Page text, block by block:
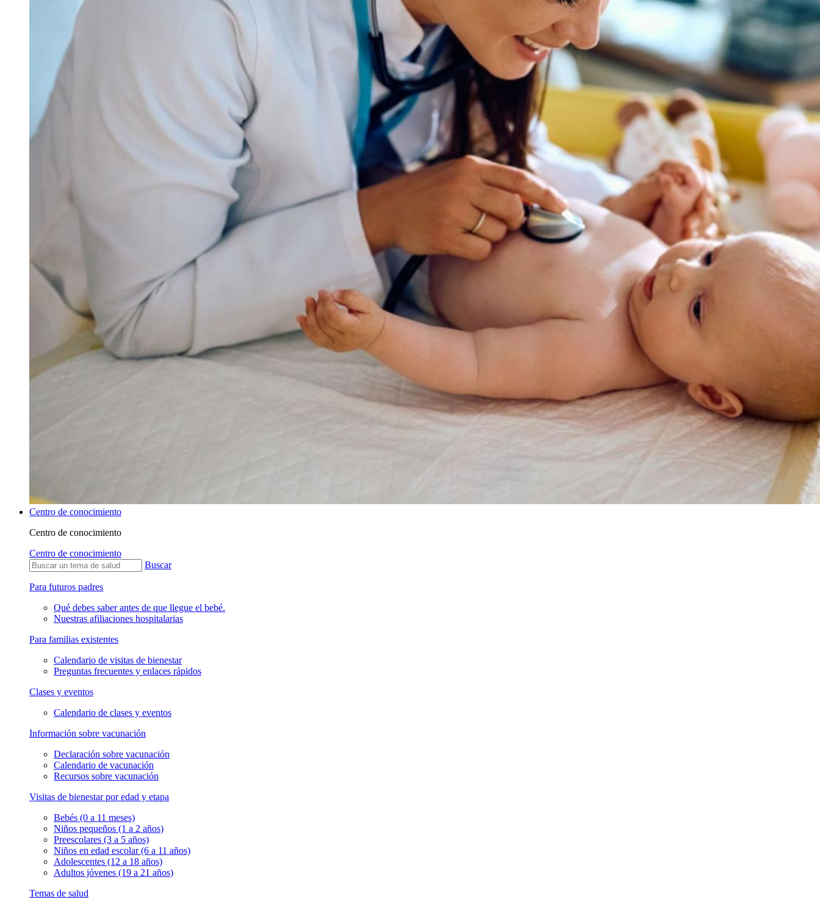
Centro de conocimiento
Centro de conocimiento
Centro de conocimiento
Buscar
Para futuros padres
Qué debes saber antes de que llegue el bebé.
Nuestras afiliaciones hospitalarias
Para familias existentes
Calendario de visitas de bienestar
Preguntas frecuentes y enlaces rápidos
Clases y eventos
Calendario de clases y eventos
Información sobre vacunación
Declaración sobre vacunación
Calendario de vacunación
Recursos sobre vacunación
Visitas de bienestar por edad y etapa
Bebés (0 a 11 meses)
Niños pequeños (1 a 2 años)
Preescolares (3 a 5 años)
Niños en edad escolar (6 a 11 años)
Adolescentes (12 a 18 años)
Adultos jóvenes (19 a 21 años)
Temas de salud